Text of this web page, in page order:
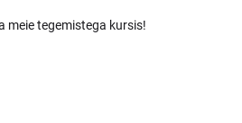
meie tegemistega kursis!